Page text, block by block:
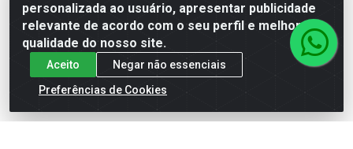
Faça seu login ou
cadastre-se para
ver preços e
comprar
Faça seu login ou
cadastre-se para
ver preços e
personalizada ao usuário, apresentar publicidade
relevante de acordo com o seu perfil e melhorar a
qualidade do nosso site.
Aceito
Negar não essenciais
Preferências de Cookies